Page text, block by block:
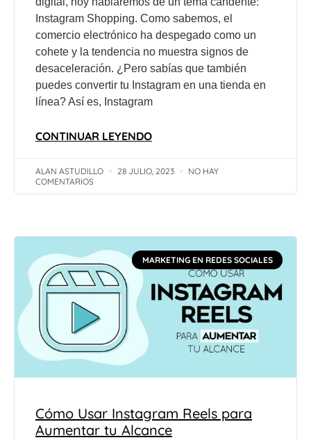
Instagram Shopping. Como sabemos, el
comercio electrónico ha despegado como un
cohete y la tendencia no muestra signos de
desaceleración. ¿Pero sabías que también
puedes convertir tu Instagram en una tienda en
línea? Así es, Instagram
CONTINUAR LEYENDO
ALAN ASTUDILLO 28 JULIO, 2023
NO HAY
COMENTARIOS
MARKETING EN REDES SOCIALES
Cómo Usar Instagram Reels para
Aumentar tu Alcance